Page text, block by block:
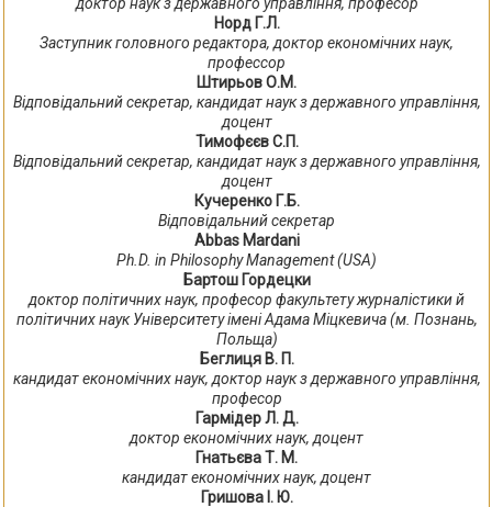
Норд Г.Л.
Заступник головного редактора, доктор економічних наук,
профессор
Штирьов О.М.
Відповідальний секретар, кандидат наук з державного управління,
доцент
Тимофєєв С.П.
Відповідальний секретар, кандидат наук з державного управління,
доцент
Кучеренко Г.Б.
Відповідальний секретар
Abbas Mardani
Ph.D. in Philosophy Management (USA)
Бартош Гордецки
доктор політичних наук, професор факультету журналістики й
політичних наук Університету імені Адама Міцкевича (м. Познань,
Польща)
Беглиця В. П.
кандидат економічних наук, доктор наук з державного управління,
професор
Гармідер Л. Д.
доктор економічних наук, доцент
Гнатьєва Т. М.
кандидат економічних наук, доцент
Гришова І. Ю.